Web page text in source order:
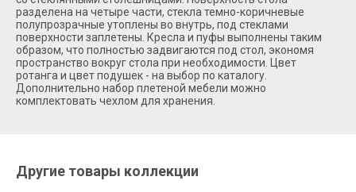
разделена на четыре части, стекла темно-коричневые
полупрозрачные утоплены во внутрь, под стеклами
поверхности заплетены. Кресла и пуфы выполнены таким
образом, что полностью задвигаются под стол, экономя
пространство вокруг стола при необходимости. Цвет
ротанга и цвет подушек - на выбор по каталогу.
Дополнительно набор плетеной мебели можно
комплектовать чехлом для хранения.
Другие товары коллекции